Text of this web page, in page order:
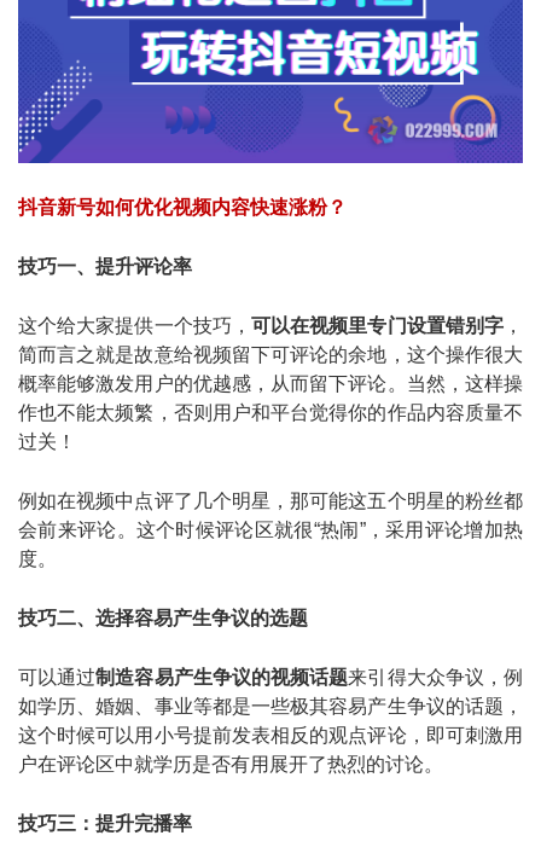
抖音新号如何优化视频内容快速涨粉？
技巧一、提升评论率
这个给大家提供一个技巧， 可以在视频里专门设置错别字 ，
简而言之就是故意给视频留下可评论的余地，这个操作很大
概率能够激发用户的优越感，从而留下评论。当然，这样操
作也不能太频繁，否则用户和平台觉得你的作品内容质量不
过关！
例如在视频中点评了几个明星，那可能这五个明星的粉丝都
会前来评论。这个时候评论区就很“热闹”，采用评论增加热
度。
技巧二、选择容易产生争议的选题
可以通过制造容易产生争议的视频话题来引得大众争议，例
如学历、婚姻、事业等都是一些极其容易产生争议的话题，
这个时候可以用小号提前发表相反的观点评论，即可刺激用
户在评论区中就学历是否有用展开了热烈的讨论。
技巧三：提升完播率